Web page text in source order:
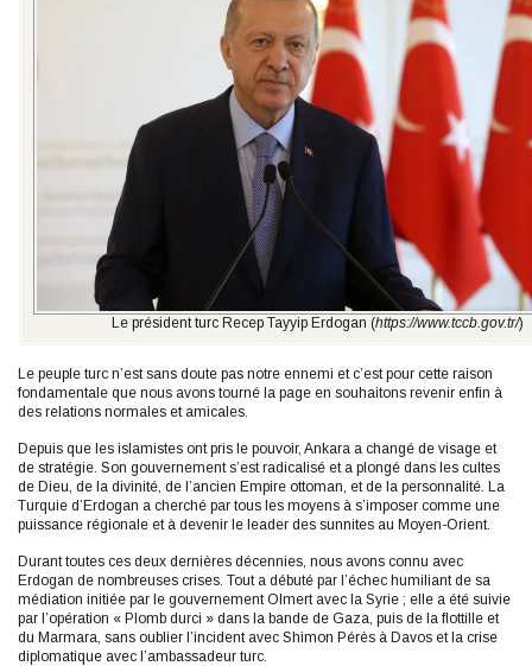
Le président turc Recep Tayyip Erdogan (https://www.tccb.gov.tr/)
Le peuple turc n’est sans doute pas notre ennemi et c’est pour cette raison
fondamentale que nous avons tourné la page en souhaitons revenir enfin à
des relations normales et amicales.
Depuis que les islamistes ont pris le pouvoir, Ankara a changé de visage et
de stratégie. Son gouvernement s’est radicalisé et a plongé dans les cultes
de Dieu, de la divinité, de l’ancien Empire ottoman, et de la personnalité. La
Turquie d’Erdogan a cherché par tous les moyens à s’imposer comme une
puissance régionale et à devenir le leader des sunnites au Moyen-Orient.
Durant toutes ces deux dernières décennies, nous avons connu avec
Erdogan de nombreuses crises. Tout a débuté par l’échec humiliant de sa
médiation initiée par le gouvernement Olmert avec la Syrie ; elle a été suivie
par l’opération « Plomb durci » dans la bande de Gaza, puis de la flottille et
du Marmara, sans oublier l’incident avec Shimon Pérès à Davos et la crise
diplomatique avec l’ambassadeur turc.